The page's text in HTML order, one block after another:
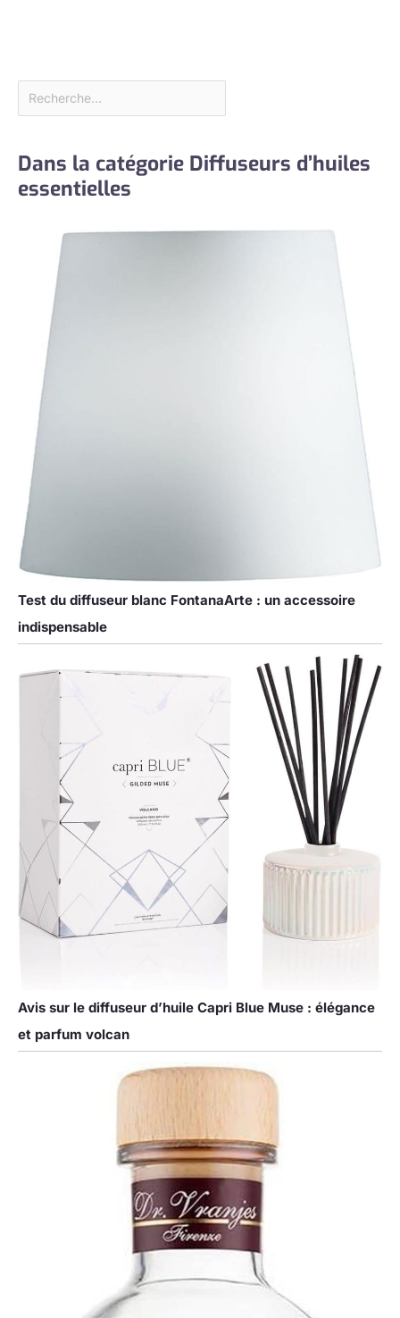
Dans la catégorie Diffuseurs d’huiles
essentielles
Test du diffuseur blanc FontanaArte : un accessoire
indispensable
Avis sur le diffuseur d’huile Capri Blue Muse : élégance
et parfum volcan